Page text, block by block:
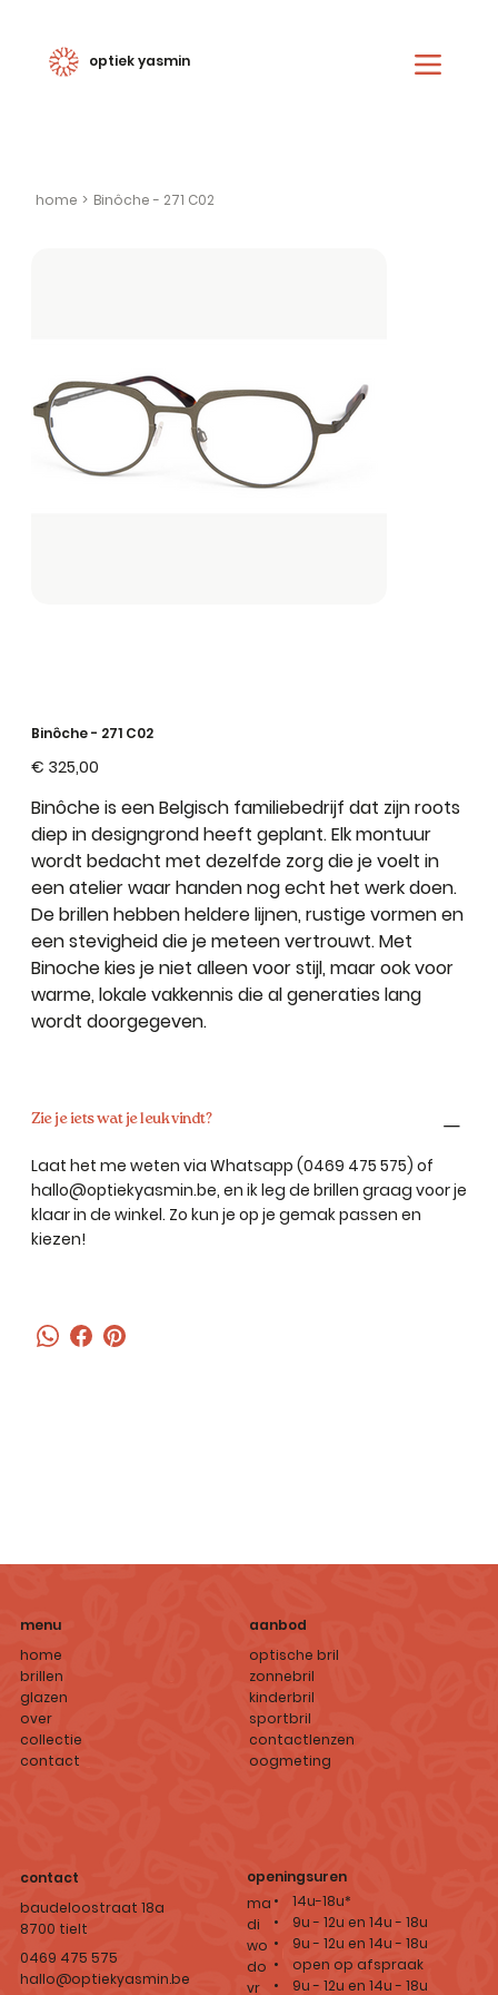
optiek yasmin
home > Binôche - 271 C02
Binôche - 271 C02
Prijs
€ 325,00
Binôcheis eenBelgisch familiebedrijf dat zijn roots
diep in designgrond heeft geplant. Elk montuur
wordt bedacht met dezelfde zorg die je voelt in
een atelier waar handen nog echt het werk doen.
De brillen hebbenheldere lijnen, rustige vormenen
eenstevigheiddie je meteen vertrouwt. Met
Binoche kies je niet alleen voorstijl, maar ook voor
warme, lokale vakkennis die al generaties lang
wordt doorgegeven.
Zie je iets wat je leuk vindt?
Laat het me weten via Whatsapp (0469 475 575) of
hallo@optiekyasmin.be, en ik leg de brillen graag voor je
klaar in de winkel. Zo kun je op je gemak passen en
kiezen!
contact
baudeloostraat 18a
8700 tielt
0469 475 575
hallo@optiekyasmin.be
ma
di
wo
do
vr
• 14u-18u*
• 9u - 12u en 14u - 18u
• 9u - 12u en 14u - 18u
• open op afspraak
• 9u - 12u en 14u - 18u
openingsuren
menu
home
brillen
glazen
over
collectie
contact
aanbod
optische bril
zonnebril
kinderbril
sportbril
contactlenzen
oogmeting